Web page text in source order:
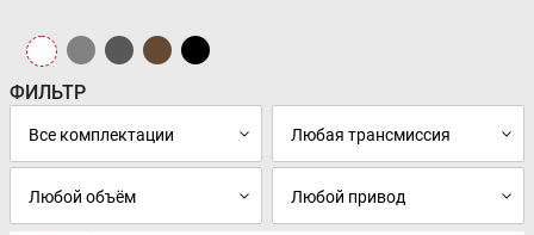
сидений
Центральный замок с функцией автоматического
Система экстренного оповещения спецслужб «ЭРА-
Защита картера двигателя (для 2WD)
Рулевая колонка, регулируемая по высоте и вылету
Электрогидроусилитель рулевого управления
ФИЛЬТР